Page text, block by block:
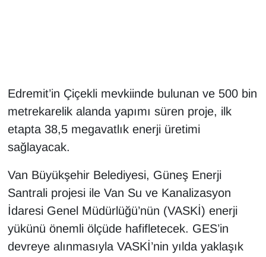
Edremit’in Çiçekli mevkiinde bulunan ve 500 bin
metrekarelik alanda yapımı süren proje, ilk
etapta 38,5 megavatlık enerji üretimi
sağlayacak.
Van Büyükşehir Belediyesi, Güneş Enerji
Santrali projesi ile Van Su ve Kanalizasyon
İdaresi Genel Müdürlüğü’nün (VASKİ) enerji
yükünü önemli ölçüde hafifletecek. GES’in
devreye alınmasıyla VASKİ’nin yılda yaklaşık
HABERDE İNSAN
İngilizce
Kadın
Kamu Alımları
Kim Kimdir?
Kültür & Sanat